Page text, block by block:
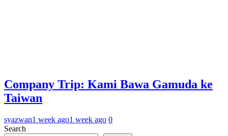
Company Trip: Kami Bawa Gamuda ke
Taiwan
syazwan1 week ago1 week ago 0
Search